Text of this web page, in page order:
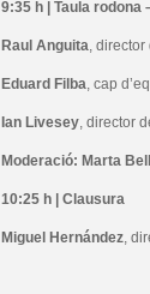
9:35 h | Taula
Raul Anguita, director
Eduard Filba, cap
Ian Livesey, director
Moderació: Marta
10:25 h | Clausura
Miguel Hernández,